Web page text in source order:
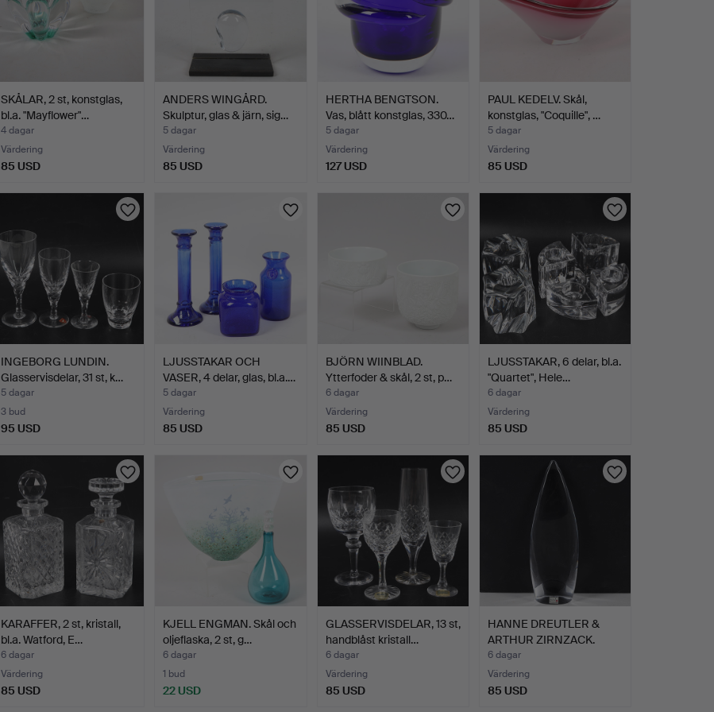
SKÅLAR, 2 st, konstglas,
bl.a. "Mayflower"…
4 dagar
Värdering
85 USD
ANDERS WINGÅRD.
Skulptur, glas & järn, sig…
5 dagar
Värdering
85 USD
HERTHA BENGTSON.
Vas, blått konstglas, 330…
5 dagar
Värdering
127 USD
PAUL KEDELV. Skål,
konstglas, "Coquille", …
5 dagar
Värdering
85 USD
INGEBORG LUNDIN.
Glasservisdelar, 31 st, k…
5 dagar
3 bud
95 USD
LJUSSTAKAR OCH
VASER, 4 delar, glas, bl.a.…
5 dagar
Värdering
85 USD
BJÖRN WIINBLAD.
Ytterfoder & skål, 2 st, p…
6 dagar
Värdering
85 USD
LJUSSTAKAR, 6 delar, bl.a.
"Quartet", Hele…
6 dagar
Värdering
85 USD
KARAFFER, 2 st, kristall,
bl.a. Watford, E…
6 dagar
Värdering
85 USD
KJELL ENGMAN. Skål och
oljeflaska, 2 st, g…
6 dagar
1 bud
22 USD
GLASSERVISDELAR, 13 st,
handblåst kristall…
6 dagar
Värdering
85 USD
HANNE DREUTLER &
ARTHUR ZIRNZACK.
Skulptur…
6 dagar
Värdering
85 USD